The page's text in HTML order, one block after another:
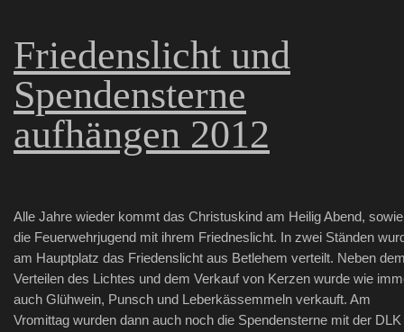
Friedenslicht und
Spendensterne
aufhängen 2012
Alle Jahre wieder kommt das Christuskind am Heilig Abend, sowie
die Feuerwehrjugend mit ihrem Friedneslicht. In zwei Ständen
am Hauptplatz das Friedenslicht aus Betlehem verteilt. Neben
Verteilen des Lichtes und dem Verkauf von Kerzen wurde wie
auch Glühwein, Punsch und Leberkässemmeln verkauft. Am
Vromittag wurden dann auch noch die Spendensterne mit der DLK